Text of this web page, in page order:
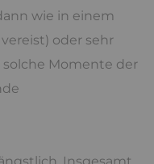
wie in einem
oder sehr
solche Momente der